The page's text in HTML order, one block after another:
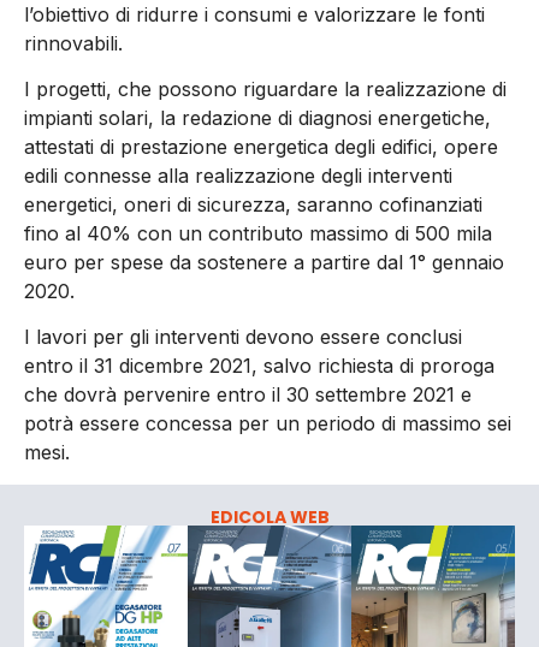
l’obiettivo di ridurre i consumi e valorizzare le fonti
rinnovabili.
I progetti, che possono riguardare la realizzazione di
impianti solari, la redazione di diagnosi energetiche,
attestati di prestazione energetica degli edifici, opere
edili connesse alla realizzazione degli interventi
energetici, oneri di sicurezza, saranno cofinanziati
fino al 40% con un contributo massimo di 500 mila
euro per spese da sostenere a partire dal 1° gennaio
2020.
I lavori per gli interventi devono essere conclusi
entro il 31 dicembre 2021, salvo richiesta di proroga
che dovrà pervenire entro il 30 settembre 2021 e
potrà essere concessa per un periodo di massimo sei
mesi.
EDICOLA WEB